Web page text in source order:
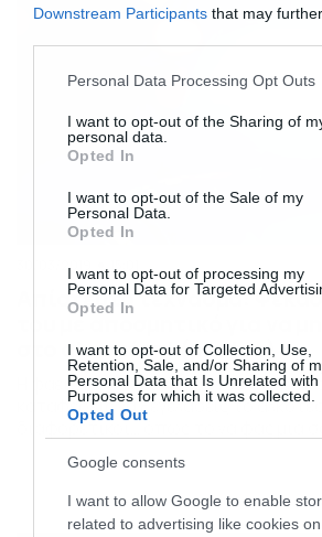
Downstream Participants that may
Please note that this website/app uses
not limited to your visit or usage
grant or deny consent to Google and its
use your data for below specified
consent section.
Personal Data Processing Opt Outs
I want to opt-out of the Sharing of
personal data.
Opted In
I want to opt-out of the Sale of my
Personal Data.
Opted In
I want to opt-out of processing my
Personal Data for Targeted
Opted In
I want to opt-out of Collection, Use,
Retention, Sale, and/or Sharing of
Personal Data that Is Unrelated
Purposes for which it was collected.
Opted Out
Google consents
I want to allow Google to enable
related to advertising like cookies
30/03/2019 15:01
Απίστευτο τέχνασμα:
του με αποσμητικό για να
στο αλκοτέστ! (photos)
Η φαεινή ιδέα του 49χρονου Οι
καταφέρεις να ξεγελάσεις το
διαφορετικοί… όπως το να φας μία
όμως και ο πιο αποτελεσματικός
πάνω από το επιτρεπόμενο όριο. Ο